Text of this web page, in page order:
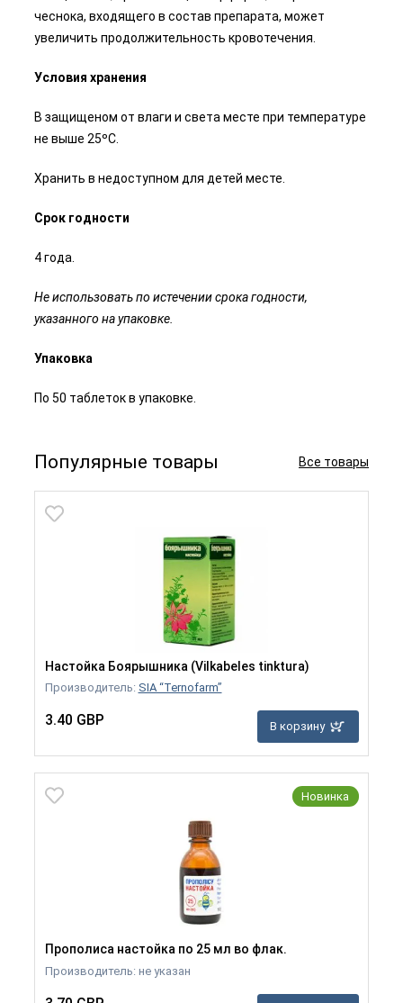
чеснока, входящего в состав препарата, может
увеличить продолжительность кровотечения.
Условия хранения
В защищеном от влаги и света месте при температуре
не выше 25ºС.
Хранить в недоступном для детей месте.
Срок годности
4 года.
Не использовать по истечении срока годности,
указанного на упаковке.
Упаковка
По 50 таблеток в упаковке.
Популярные товары Все товары
Настойка Боярышника (Vilkabeles tinktura)
Производитель: SIA “Ternofarm”
3.40 GBP В корзину
Новинка
Прополиса настойка по 25 мл во флак.
Производитель: не указан